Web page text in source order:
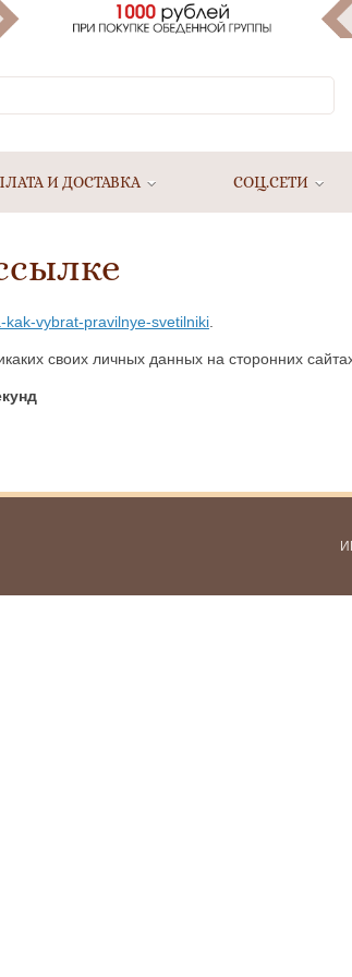
И ДОСТАВКА СОЦ.СЕТИ
vybrat-pravilnye-svetilniki
своих личных данных на сторонних